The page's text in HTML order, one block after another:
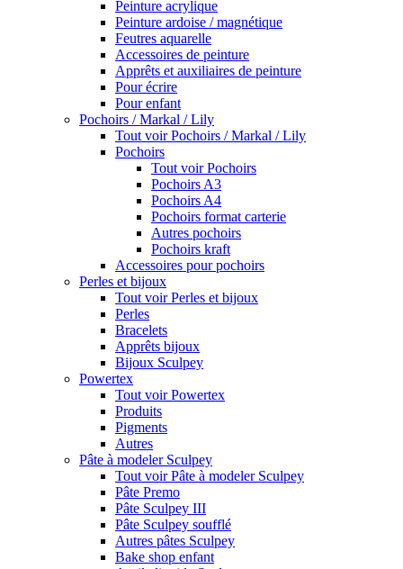
Peinture acrylique
Peinture ardoise / magnétique
Feutres aquarelle
Accessoires de peinture
Apprêts et auxiliaires de peinture
Pour écrire
Pour enfant
Pochoirs / Markal / Lily
Tout voir Pochoirs / Markal / Lily
Pochoirs
Tout voir Pochoirs
Pochoirs A3
Pochoirs A4
Pochoirs format carterie
Autres pochoirs
Pochoirs kraft
Accessoires pour pochoirs
Perles et bijoux
Tout voir Perles et bijoux
Perles
Bracelets
Apprêts bijoux
Bijoux Sculpey
Powertex
Tout voir Powertex
Produits
Pigments
Autres
Pâte à modeler Sculpey
Tout voir Pâte à modeler Sculpey
Pâte Premo
Pâte Sculpey III
Pâte Sculpey soufflé
Autres pâtes Sculpey
Bake shop enfant